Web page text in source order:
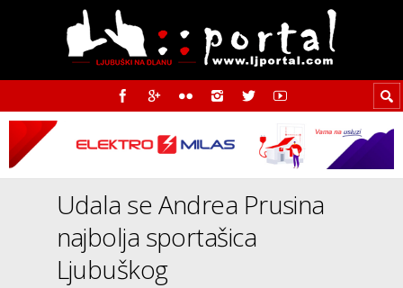
Udala se Andrea Prusina
najbolja sportašica
Ljubuškog